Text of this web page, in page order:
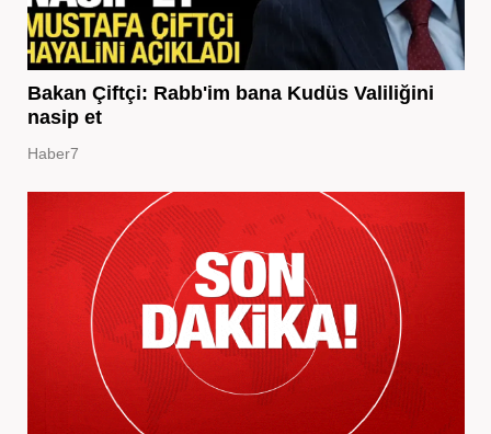
Bakan Çiftçi: Rabb'im bana Kudüs Valiliğini
nasip et
Haber7